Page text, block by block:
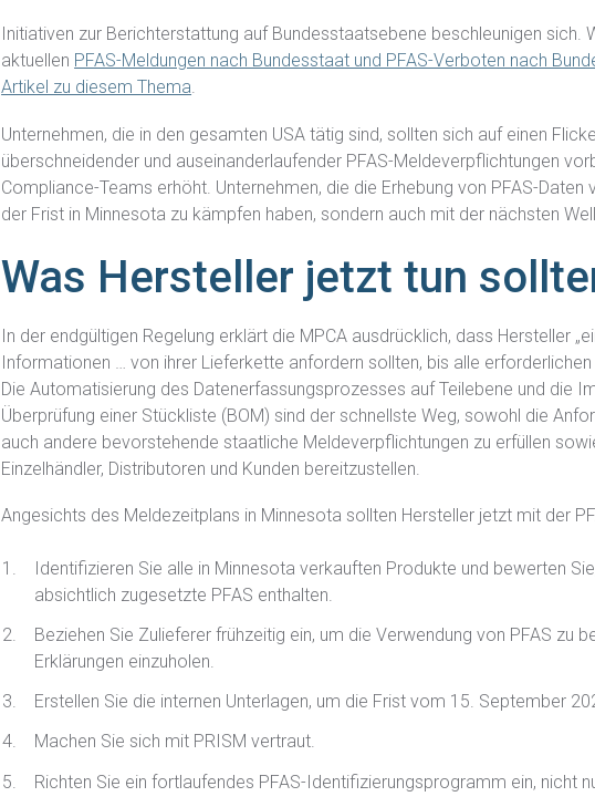
Initiativen zur Berichterstattung auf Bundesstaatsebene beschleunigen sich.
aktuellen PFAS-Meldungen nach Bundesstaat und PFAS-Verboten nach
Artikel zu diesem Thema.
Unternehmen, die in den gesamten USA tätig sind, sollten sich auf einen
überschneidender und auseinanderlaufender PFAS-Meldeverpflichtungen
Compliance-Teams erhöht. Unternehmen, die die Erhebung von PFAS-
der Frist in Minnesota zu kämpfen haben, sondern auch mit der nächsten
Was Hersteller jetzt tun
In der endgültigen Regelung erklärt die MPCA ausdrücklich, dass Hersteller
Informationen … von ihrer Lieferkette anfordern sollten, bis alle
Die Automatisierung des Datenerfassungsprozesses auf Teilebene und die
Überprüfung einer Stückliste (BOM) sind der schnellste Weg, sowohl die
auch andere bevorstehende staatliche Meldeverpflichtungen zu erfüllen
Einzelhändler, Distributoren und Kunden bereitzustellen.
Angesichts des Meldezeitplans in Minnesota sollten Hersteller jetzt mit der
Identifizieren Sie alle in Minnesota verkauften Produkte und bewerten
absichtlich zugesetzte PFAS enthalten.
Beziehen Sie Zulieferer frühzeitig ein, um die Verwendung von PFAS zu
Erklärungen einzuholen.
Erstellen Sie die internen Unterlagen, um die Frist vom 15. September
Machen Sie sich mit PRISM vertraut.
Richten Sie ein fortlaufendes PFAS-Identifizierungsprogramm ein, nicht